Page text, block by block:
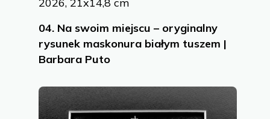
04. Na swoim miejscu – oryginalny
rysunek maskonura białym tuszem |
Barbara Puto